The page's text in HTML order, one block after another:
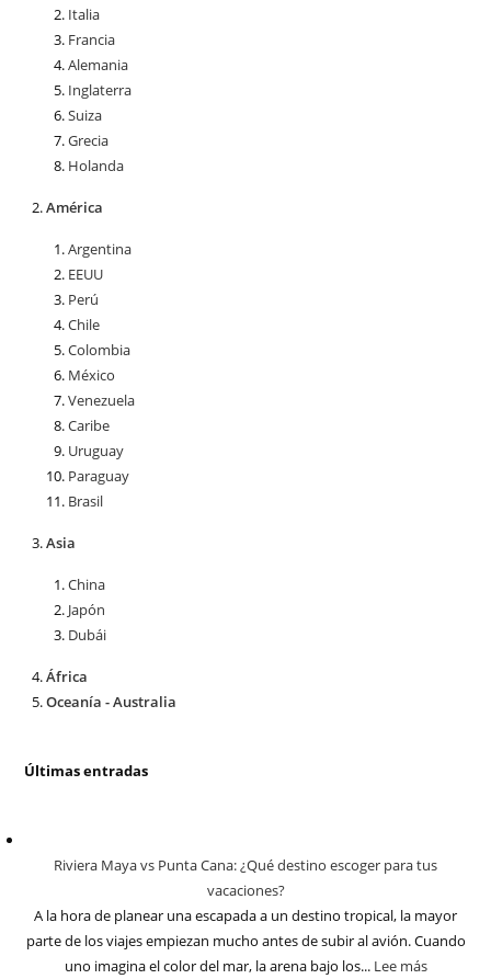
Italia
Francia
Alemania
Inglaterra
Suiza
Grecia
Holanda
América
Argentina
EEUU
Perú
Chile
Colombia
México
Venezuela
Caribe
Uruguay
Paraguay
Brasil
Asia
China
Japón
Dubái
África
Oceanía - Australia
Últimas entradas
Riviera Maya vs Punta Cana: ¿Qué destino escoger para tus
vacaciones?
A la hora de planear una escapada a un destino tropical, la mayor
parte de los viajes empiezan mucho antes de subir al avión. Cuando
uno imagina el color del mar, la arena bajo los... Lee más